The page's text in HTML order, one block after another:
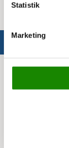
Statistik
Marketing